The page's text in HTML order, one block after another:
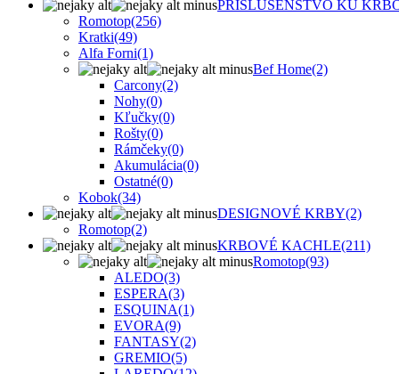
PRÍSLUŠENSTVO KU
Romotop(256)
Kratki(49)
Alfa Forni(1)
Bef Home(2)
Carcony(2)
Nohy(0)
Kľučky(0)
Rošty(0)
Rámčeky(0)
Akumulácia(0)
Ostatné(0)
Kobok(34)
DESIGNOVÉ KRBY(2)
Romotop(2)
KRBOVÉ KACHLE(211)
Romotop(93)
ALEDO(3)
ESPERA(3)
ESQUINA(1)
EVORA(9)
FANTASY(2)
GREMIO(5)